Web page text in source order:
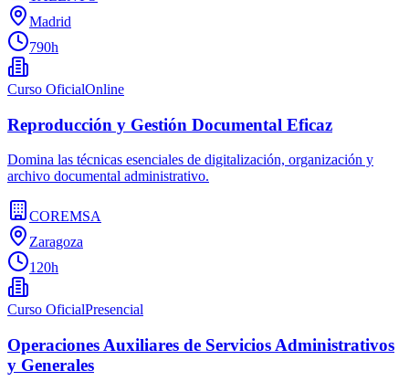
Madrid
790h
Curso OficialOnline
Reproducción y Gestión Documental Eficaz
Domina las técnicas esenciales de digitalización, organización y
archivo documental administrativo.
COREMSA
Zaragoza
120h
Curso OficialPresencial
Operaciones Auxiliares de Servicios Administrativos
y Generales